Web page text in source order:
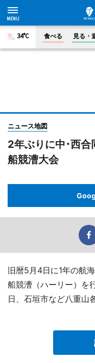
34°C 食べる 見る・
ニュース地図
2年ぶりに中･西合
船競漕大会
旧暦5月4日に1年の航
船競漕（ハーリー）を
日、石垣市など八重山